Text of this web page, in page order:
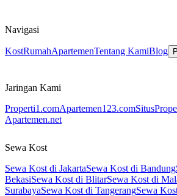
Navigasi
KostRumahApartemenTentang KamiBlog
Jaringan Kami
Properti1.comApartemen123.com
Apartemen.net
Sewa Kost
Sewa Kost di JakartaSewa Kost di Bandung
BekasiSewa Kost di BlitarSewa Kost di
SurabayaSewa Kost di TangerangSewa